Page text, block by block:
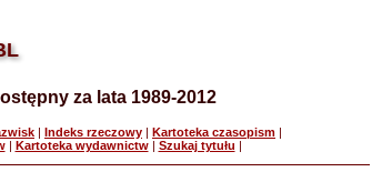
za lata 1989-2012
| Indeks rzeczowy | Kartoteka czasopism |
| Kartoteka wydawnictw| Szukaj tytułu |